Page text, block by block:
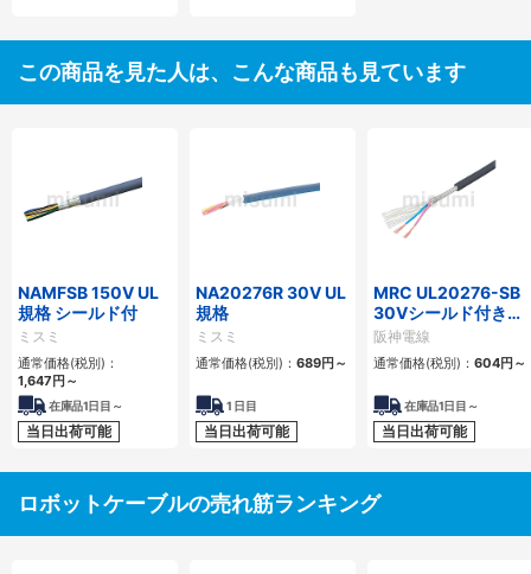
この商品を見た人は、こんな商品も見ています
NAMFSB 150V UL
規格 シールド付
ミスミ
通常価格(税別)：
1,647 円 ～
在庫品1日目～
当日出荷可能
NA20276R 30V UL
規格
ミスミ
通常価格(税別)： 689円 ～
1 日目
当日出荷可能
MRC UL20276-SB
30Vシールド付き可
動用ケーブル
阪神電線
通常価格(税別)： 604円 ～
在庫品1日目～
当日出荷可能
ロボットケーブルの売れ筋ランキング